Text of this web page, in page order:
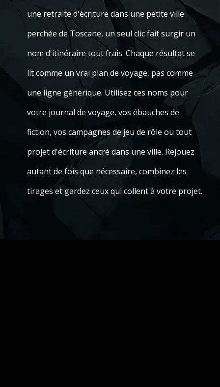
une retraite d'écriture dans une petite ville
perchée de Toscane, un seul clic fait surgir un
nom d'itinéraire tout frais. Chaque résultat se
lit comme un vrai plan de voyage, pas comme
une ligne générique. Utilisez ces noms pour
votre journal de voyage, vos ébauches de
fiction, vos campagnes de jeu de rôle ou tout
projet d'écriture ancré dans une ville. Rejouez
autant de fois que nécessaire, combinez les
tirages et gardez ceux qui collent à votre projet.